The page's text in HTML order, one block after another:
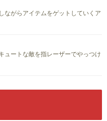
ながらアイテムをゲットしていくア
ュートな敵を指レーザーでやっつけ